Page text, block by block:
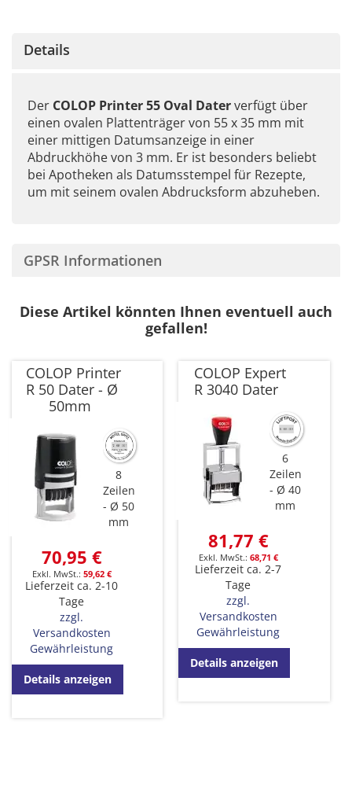
Details
Der COLOP Printer 55 Oval Daterverfügt über
einen ovalen Plattenträger von 55 x 35 mm mit
einer mittigen Datumsanzeige in einer
Abdruckhöhe von 3 mm. Er ist besonders beliebt
bei Apotheken als Datumsstempel für Rezepte,
um mit seinem ovalen Abdrucksform abzuheben.
GPSR Informationen
Diese Artikel könnten Ihnen eventuell auch
gefallen!
COLOP Printer
R 50 Dater - Ø
50mm
8
Zeilen
Ø 50
mm
70,95 €
59,62 €
Lieferzeit ca. 2-10
Tage
zzgl.
Versandkosten
Gewährleistung
Details anzeigen
COLOP Expert
R 3040 Dater
6
Zeilen
Ø 40
mm
81,77 €
68,71 €
Lieferzeit ca. 2-7
Tage
zzgl.
Versandkosten
Gewährleistung
Details anzeigen